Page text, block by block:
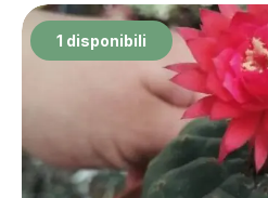
1 disponibili